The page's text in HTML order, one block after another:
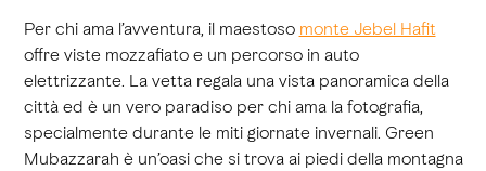
Per chi ama l’avventura, il maestoso monte Jebel Hafit
offre viste mozzafiato e un percorso in auto
elettrizzante. La vetta regala una vista panoramica della
città ed è un vero paradiso per chi ama la fotografia,
specialmente durante le miti giornate invernali. Green
Mubazzarah è un’oasi che si trova ai piedi della montagna